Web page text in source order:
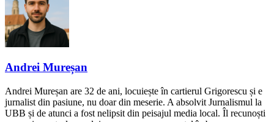
Andrei Mureșan
Andrei Mureșan are 32 de ani, locuiește în cartierul Grigorescu și e
jurnalist din pasiune, nu doar din meserie. A absolvit Jurnalismul la
UBB și de atunci a fost nelipsit din peisajul media local. Îl recunoști